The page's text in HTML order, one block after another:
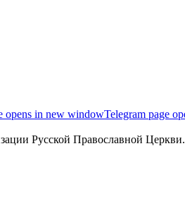
opens in new windowTelegram page
Русской Православной